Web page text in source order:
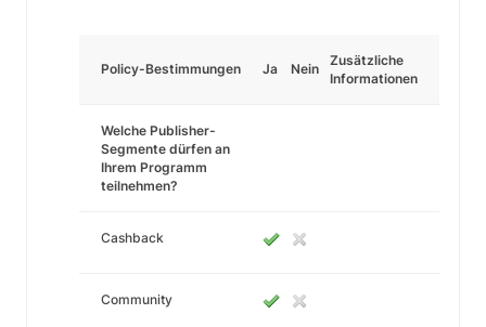
Policy-Bestimmungen Ja Nein
Zusätzliche
Informationen
Welche Publisher-
Segmente dürfen an
Ihrem Programm
teilnehmen?
Cashback
Community